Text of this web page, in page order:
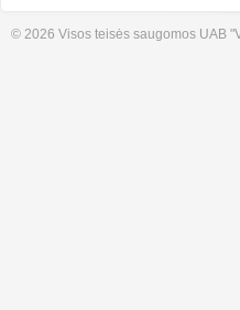
© 2026 Visos teisės saugomos UAB